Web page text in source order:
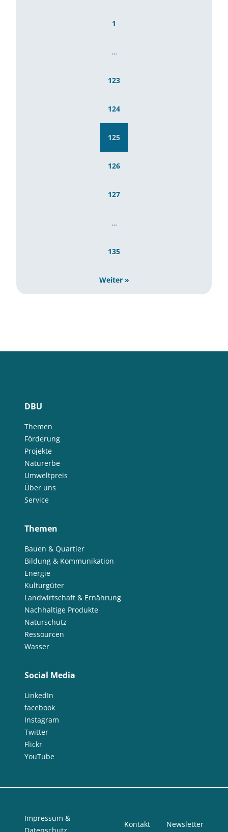
1
…
123
124
125
126
127
…
135
Weiter »
DBU
Themen
Förderung
Projekte
Naturerbe
Umweltpreis
Über uns
Service
Themen
Bauen & Quartier
Bildung & Kommunikation
Energie
Kulturgüter
Landwirtschaft & Ernährung
Nachhaltige Produkte
Naturschutz
Ressourcen
Wasser
Social Media
LinkedIn
facebook
Instagram
Twitter
Flickr
YouTube
Impressum &
Kontakt Newsletter